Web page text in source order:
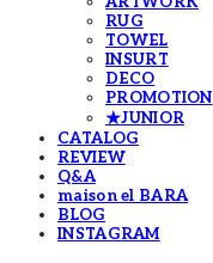
RUG
TOWEL
INSURT
DECO
PROMOTION
★JUNIOR
CATALOG
REVIEW
Q&A
maison el BARA
BLOG
INSTAGRAM